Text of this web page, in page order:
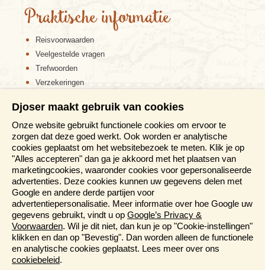
Praktische informatie
Reisvoorwaarden
Veelgestelde vragen
Trefwoorden
Verzekeringen
Disclaimer
Cookiebeleid
Privacy verklaring
Reis en boek met Djoser zekerheid
Meer weten?
Brochure aanvragen
Presentaties en Informatiedagen
Magazine
Aanmelden nieuwsbrief
Djoser maakt gebruik van cookies
Onze website gebruikt functionele cookies om ervoor te
zorgen dat deze goed werkt. Ook worden er analytische
cookies geplaatst om het websitebezoek te meten. Klik je op
"Alles accepteren" dan ga je akkoord met het plaatsen van
marketingcookies, waaronder cookies voor gepersonaliseerde
advertenties. Deze cookies kunnen uw gegevens delen met
Google en andere derde partijen voor
advertentiepersonalisatie. Meer informatie over hoe Google uw
gegevens gebruikt, vindt u op Google’s Privacy &
Voorwaarden. Wil je dit niet, dan kun je op "Cookie-instellingen"
klikken en dan op "Bevestig". Dan worden alleen de functionele
en analytische cookies geplaatst. Lees meer over ons
cookiebeleid.